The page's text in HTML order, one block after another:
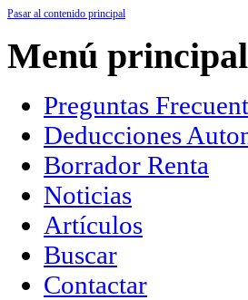
Pasar al contenido principal
Menú principal
Preguntas
Deducciones
Borrador Renta
Noticias
Artículos
Buscar
Contactar